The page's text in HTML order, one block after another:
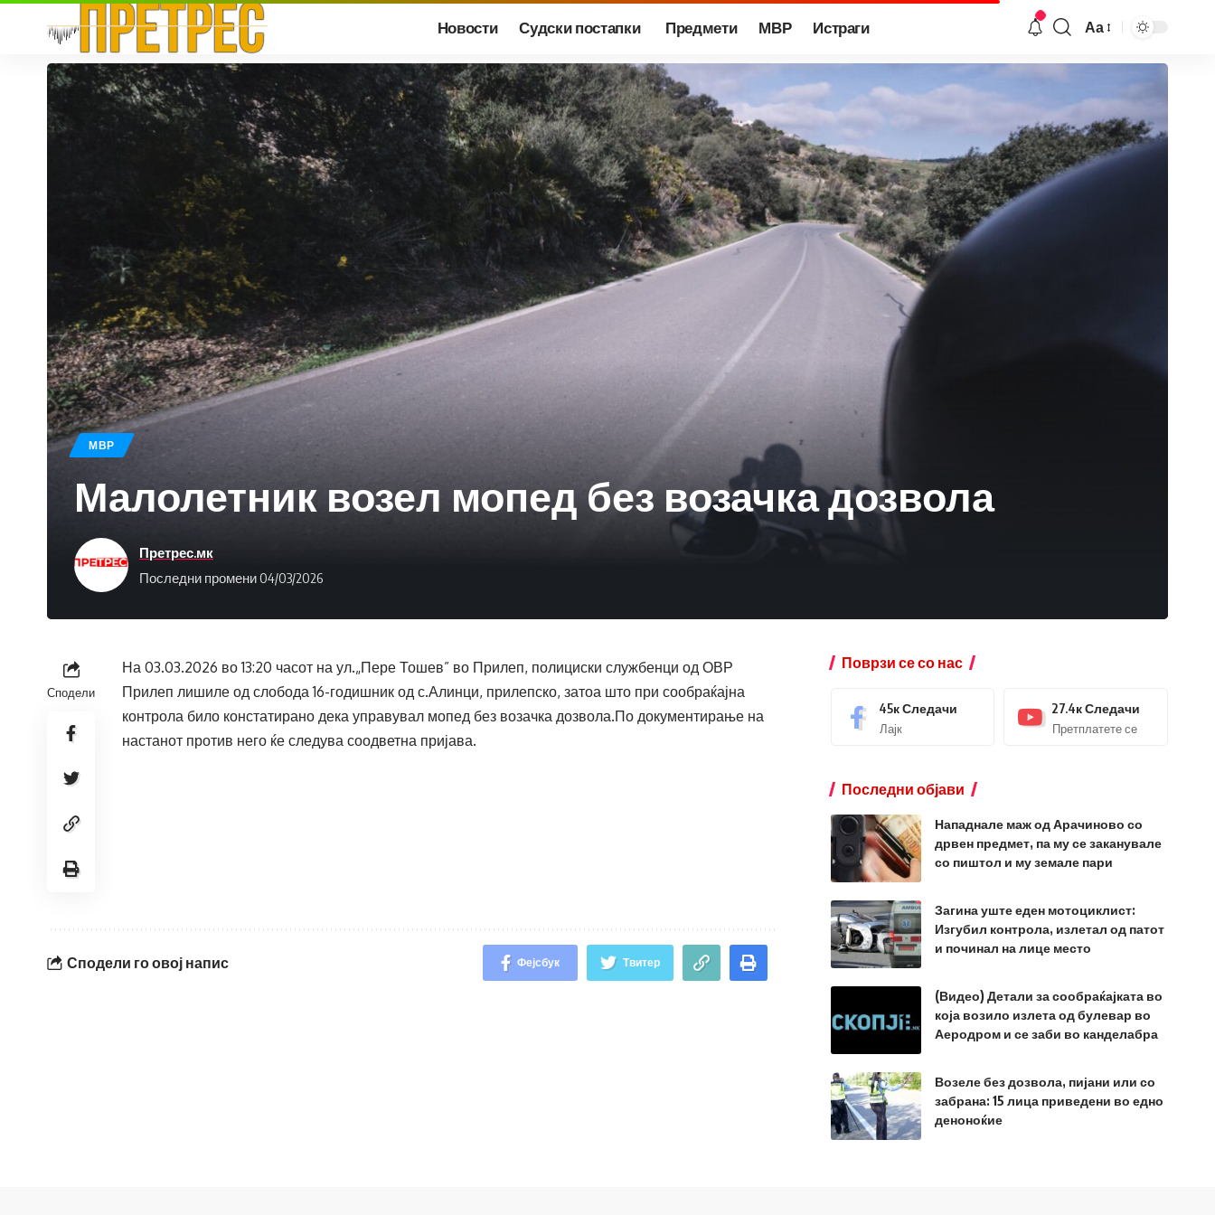
Новости Судски постапки Предмети МВР Истраги Аа
МВР
Малолетник возел мопед без возачка дозвола
Последни промени 04/03/2026
Претрес.мк
Сподели
На 03.03.2026 во 13:20 часот на ул.„Пере Тошев” во Прилеп, полициски службенци од ОВР
Прилеп лишиле од слобода 16-годишник од с.Алинци, прилепско, затоа што при сообраќајна
контрола било констатирано дека управувал мопед без возачка дозвола.По документирање на
настанот против него ќе следува соодветна пријава.
Сподели го овој напис Фејсбук Твитер
Поврзи се со нас
45кСледачи
Лајк
27.4кСледачи
Претплатете се
Последни објави
Нападнале маж од Арачиново со
дрвен предмет, па му се заканувале
со пиштол и му земале пари
Загина уште еден мотоциклист:
Изгубил контрола, излетал од патот
и починал на лице место
(Видео) Детали за сообраќајката во
која возило излета од булевар во
Аеродром и се заби во канделабра
Возеле без дозвола, пијани или со
забрана: 15 лица приведени во едно
деноноќие